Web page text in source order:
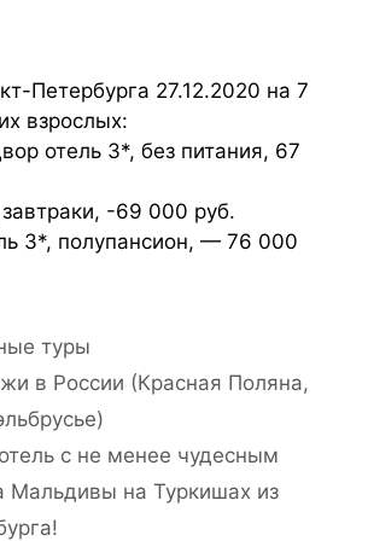
Петербурга 27.12.2020 на 7
взрослых:
отель 3*, без питания, 67
-69 000 руб.
3*, полупансион, — 76 000
туры
в России (Красная Поляна,
с не менее чудесным
Мальдивы на Туркишах из